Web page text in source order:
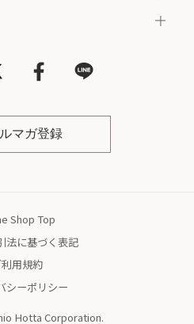
マガ登録
Shop Top
法に基づく表記
利用規約
シーポリシー
Hotta Corporation.